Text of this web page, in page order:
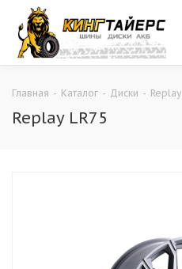
Главная - Каталог - Диски - Replay
Replay LR75